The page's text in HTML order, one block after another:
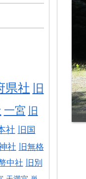
県社 旧
一宮
旧
社
旧国
社 旧無格
中社
旧別